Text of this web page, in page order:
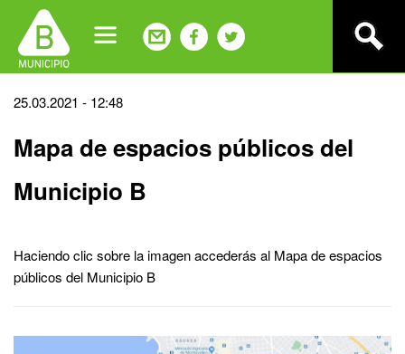
navigation
Back
top
25.03.2021 - 12:48
Mapa de espacios públicos del
Municipio B
Haciendo clic sobre la imagen accederás al Mapa de espacios
públicos del Municipio B